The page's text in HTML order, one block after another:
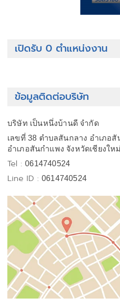
เปิดรับ 0 ตำแหน่งงาน
ข้อมูลติดต่อบริษัท
บริษัท เป็นหนึ่งบ้านดี จำกัด
เลขที่ 38 ตำบลสันกลาง อำเภอสั
อำเภอสันกำแพง จังหวัดเชียงให
Tel :0614740524
Line ID : 0614740524